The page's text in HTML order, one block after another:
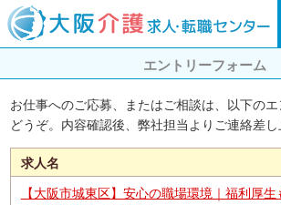
エントリーフォーム
お仕事へのご応募、またはご相談は、以下の
どうぞ。内容確認後、弊社担当よりご連絡差し
求人名
【大阪市城東区】安心の職場環境｜福利厚